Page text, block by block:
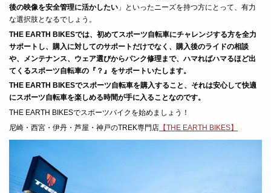
後の映像を安全管理に活かしたい 」といったニーズを持つ方にとって、有力
な選択肢となるでしょう。
THE EARTH BIKESでは、初めてスポーツ自転車にチャレンジする方を全力
サポートし、 購入に対してのサポートだけでなく、購入後のライドの相談
や、メンテナンス、ウェア選びからパンク修理まで、ハマればハマるほど出
てくるスポーツ自転車の『？』をサポートいたします。
THE EARTH BIKESでスポーツ自転車を購入すること、それは安心して快適
にスポーツ自転車を楽しめる時間が手に入ることなのです。
THE EARTH BIKESでスポーツバイクを始めましょう！
尼崎・西宮・伊丹・芦屋・神戸のTREK専門店 【THE EARTH BIKES】